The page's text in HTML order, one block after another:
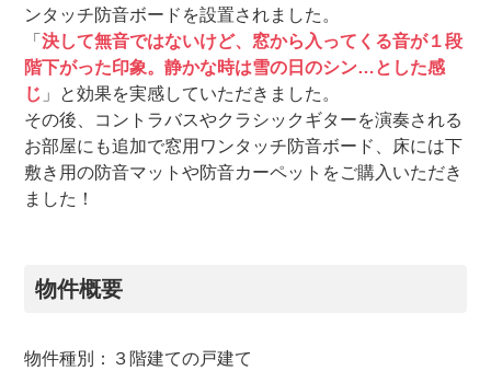
ンタッチ防音ボードを設置されました。
「決して無音ではないけど、窓から入ってくる音が１段
階下がった印象。静かな時は雪の日のシン…とした感
じ 」と効果を実感していただきました。
その後、コントラバスやクラシックギターを演奏される
お部屋にも追加で窓用ワンタッチ防音ボード、床には下
敷き用の防音マットや防音カーペットをご購入いただき
ました！
物件概要
物件種別：３階建ての戸建て